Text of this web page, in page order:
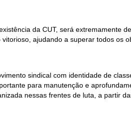
da CUT, será extremamente
ajudando a superar todos os
sindical com identidade de
para manutenção e
nessas frentes de luta, a partir